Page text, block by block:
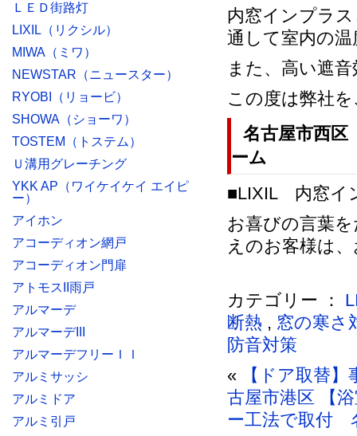
内窓インプラ
通して室内の
また、高い遮
この度は弊社
名古屋市西
ーム
■LIXIL 内窓イ
お喜びの言葉
えのお客様は
カテゴリー ：
断熱 , 窓の寒さ
防音対策
«
【ドア取替
古屋市港区
【
ー工法で取付
ＬＥＤ街路灯
LIXIL（リクシル）
MIWA（ミワ）
NEWSTAR（ニュースター）
RYOBI（リョービ）
SHOWA（ショーワ）
TOSTEM（トステム）
Ｕ溝用グレーチング
YKK AP（ワイケイケイ エイピ
ー）
アイホン
アコーディオン網戸
アコーディオン門扉
アトモスII雨戸
アルマーデ
アルマーデIII
アルマーデフリーＩＩ
アルミサッシ
アルミドア
アルミ引戸